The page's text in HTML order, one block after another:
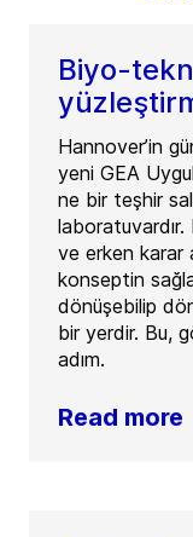
Biyo-
Hannover’in
yeni GEA
ne bir teşhir
ve erken karar
konseptin
dönüşebilip
bir yerdir. Bu,
adım.
Read more